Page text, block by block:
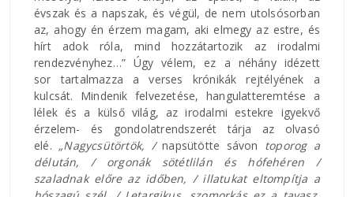
évszak és a napszak, és végül, de nem utolsósorban
az, ahogy én érzem magam, aki elmegy az estre, és
hírt adok róla, mind hozzátartozik az irodalmi
rendezvényhez…” Úgy vélem, ez a néhány idézett
sor tartalmazza a verses krónikák rejtélyének a
kulcsát. Mindenik felvezetése, hangulatteremtése a
lélek és a külső világ, az irodalmi estekre igyekvő
érzelem- és gondolatrendszerét tárja az olvasó
elé. „Nagycsütörtök, /napsütötte sávon toporog a
délután, / orgonák sötétlilán és hófehéren /
szaladnak előre az időben, / illatukat eltompítja a